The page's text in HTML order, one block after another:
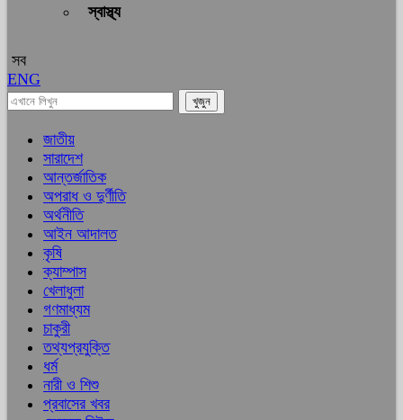
স্বাস্থ্য
সব
ENG
জাতীয়
সারাদেশ
আন্তর্জাতিক
অপরাধ ও দুর্ণীতি
অর্থনীতি
আইন আদালত
কৃষি
ক্যাম্পাস
খেলাধুলা
গণমাধ্যম
চাকুরী
তথ্যপ্রযুক্তি
ধর্ম
নারী ও শিশু
প্রবাসের খবর